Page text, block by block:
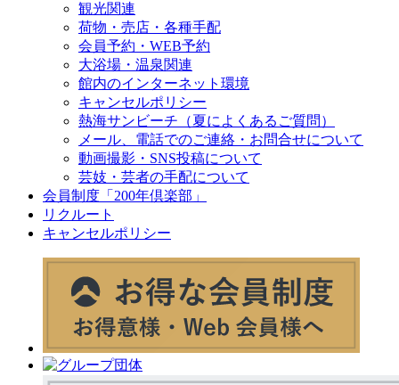
観光関連
荷物・売店・各種手配
会員予約・WEB予約
大浴場・温泉関連
館内のインターネット環境
キャンセルポリシー
熱海サンビーチ（夏によくあるご質問）
メール、電話でのご連絡・お問合せについて
動画撮影・SNS投稿について
芸妓・芸者の手配について
会員制度「200年倶楽部」
リクルート
キャンセルポリシー